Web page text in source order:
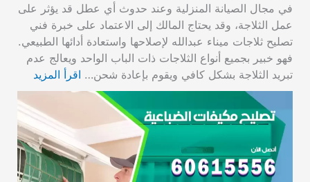
في مجال الصيانة المنزلية وعند حدوث أي عطل قد يؤثر على
عمل الثلاجة، وقد يحتاج المالك إلى الاعتماد على خبرة فني
تصليح ثلاجات ميناء عبدالله لإصلاحها واستعادة أدائها الطبيعي.
فهو خبير بجميع أنواع الثلاجات ذات الباب الواحد ويعالج عدم
تبريد الثلاجة بشكل كافي ويقوم بإعادة شحن… اقرأ المزيد